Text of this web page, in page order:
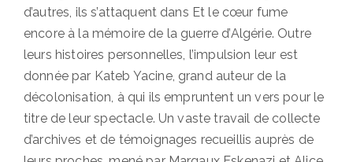
d’autres, ils s’attaquent dans Et le cœur fume
encore à la mémoire de la guerre d’Algérie. Outre
leurs histoires personnelles, l’impulsion leur est
donnée par Kateb Yacine, grand auteur de la
décolonisation, à qui ils empruntent un vers pour le
titre de leur spectacle. Un vaste travail de collecte
d’archives et de témoignages recueillis auprès de